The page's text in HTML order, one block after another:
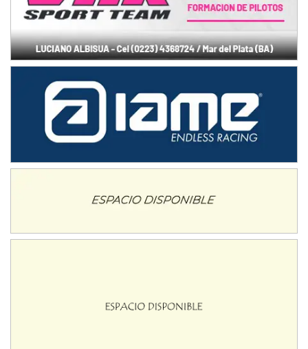
José Samuel Sánchez (Tierra)
Rufino (Santa Fe)
Juan Navarro (Asfalto)
El Timbó (Tucumán)